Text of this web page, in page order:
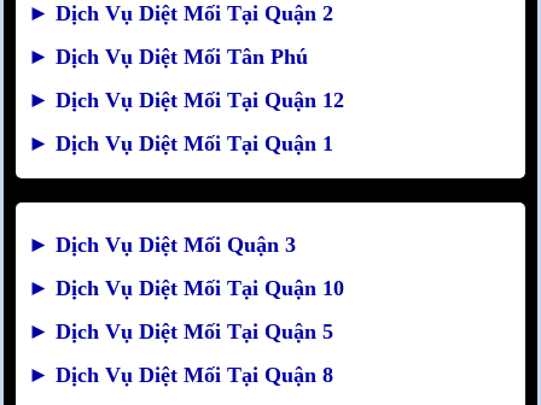
► Dịch Vụ Diệt Mối Tại Quận 2
► Dịch Vụ Diệt Mối Tân Phú
► Dịch Vụ Diệt Mối Tại Quận 12
► Dịch Vụ Diệt Mối Tại Quận 1
► Dịch Vụ Diệt Mối Quận 3
► Dịch Vụ Diệt Mối Tại Quận 10
► Dịch Vụ Diệt Mối Tại Quận 5
► Dịch Vụ Diệt Mối Tại Quận 8